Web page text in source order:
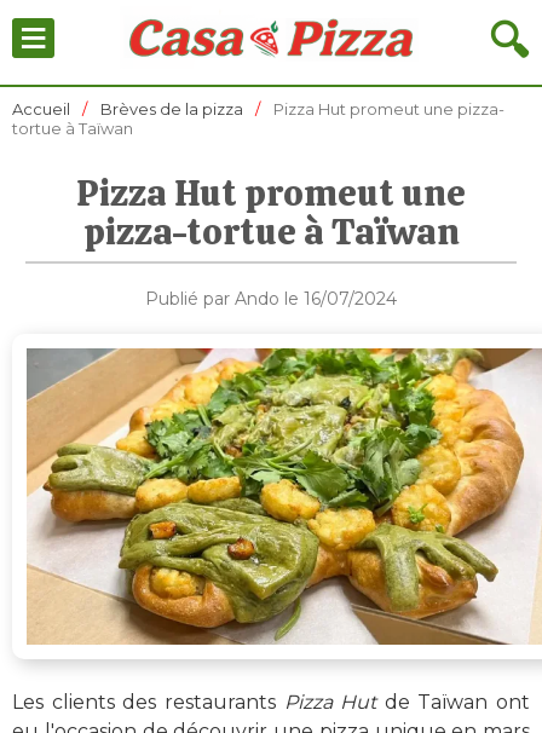
🔍
≡
Accueil Brèves de la pizza
Pizza Hut promeut une pizza-
tortue à Taïwan
Pizza Hut promeut une
pizza-tortue à Taïwan
Publié par Ando le 16/07/2024
Les clients des restaurants Pizza Hutde Taïwan ont